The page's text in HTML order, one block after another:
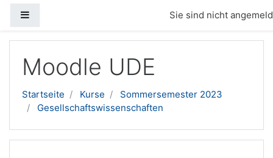
Sie sind nicht
Moodle UDE
Startseite Kurse
Sommersemester 2023
Gesellschaftswissenschaften